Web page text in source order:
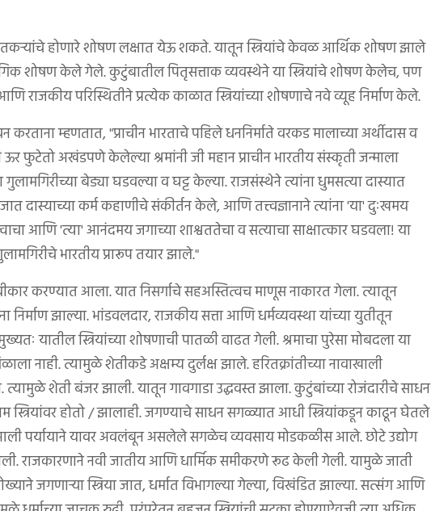
होणारे शोषण लक्षात येऊ शकते. यातून स्त्रियांचे केवळ आर्थिक शोषण झाले
शोषण केले गेले. कुटुंबातील पितृसत्ताक व्यवस्थेने या स्त्रियांचे शोषण केलेच, पण
राजकीय परिस्थितीने प्रत्येक काळात स्त्रियांच्या शोषणाचे नवे व्यूह निर्माण केले.
करताना म्हणतात, "प्राचीन भारताचे पहिले धननिर्माते वरकड मालाच्या अर्थीदास व
ऊर फुटेतो अखंडपणे केलेल्या श्रमांनी जी महान प्राचीन भारतीय संस्कृती जन्माला
बेड्या घडवल्या व घट्ट केल्या. राजसंस्थेने त्यांना धुमसत्या दास्यात
दास्याच्या कर्म कहाणीचे संकीर्तन केले, आणि तत्त्वज्ञानाने त्यांना 'या' दुःखमय
आणि 'त्या' आनंदमय जगाच्या शाश्वततेचा व सत्याचा साक्षात्कार घडवला! या
भारतीय प्रारूप तयार झाले."
करण्यात आला. यात निसर्गाचे सहअस्तित्वच माणूस नाकारत गेला. त्यातून
निर्माण झाल्या. भांडवलदार, राजकीय सत्ता आणि धर्मव्यवस्था यांच्या युतीतून
यातील स्त्रियांच्या शोषणाची पातळी वाढत गेली. श्रमाचा पुरेसा मोबदला या
नाही. त्यामुळे शेतीकडे अक्षम्य दुर्लक्ष झाले. हरितक्रांतीच्या नावाखाली
त्यामुळे शेती बंजर झाली. यातून गावगाडा उ‌द्धवस्त झाला. कुटुंबांच्या रोजंदारीचे साधन
स्त्रियांवर होतो / झालाही. जगण्याचे साधन सगळ्यात आधी स्त्रियांकडून काढून घेतले
पर्यायाने यावर अवलंबून असलेले सगळेच व्यवसाय मोडकळीस आले. छोटे उ‌द्योग
राजकारणाने नवी जातीय आणि धार्मिक समीकरणे रूढ केली गेली. यामुळे जाती
जगणाऱ्या स्त्रिया जात, धर्मात विभागल्या गेल्या, विखंडित झाल्या. सत्संग आणि